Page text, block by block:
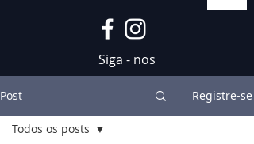
Siga - nos
Post Registre-se
Todos os posts